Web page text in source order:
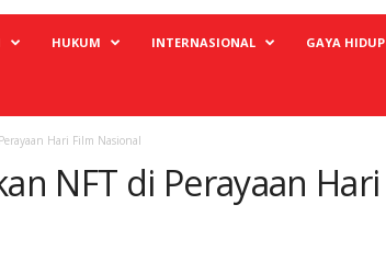
HUKUM INTERNASIONAL GAYA HIDUP
Hari Film Nasional
NFT di Perayaan Hari